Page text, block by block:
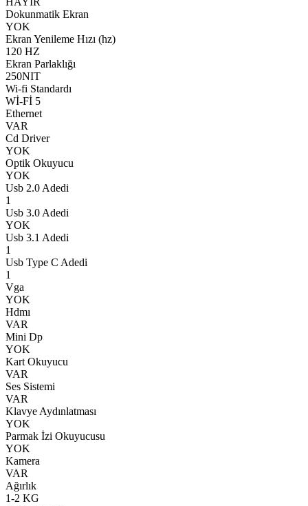
Dokunmatik Ekran
YOK
Ekran Yenileme Hızı (hz)
120 HZ
Ekran Parlaklığı
250NIT
Wi-fi Standardı
Wİ-Fİ 5
Ethernet
VAR
Cd Driver
YOK
Optik Okuyucu
YOK
Usb 2.0 Adedi
1
Usb 3.0 Adedi
YOK
Usb 3.1 Adedi
1
Usb Type C Adedi
1
Vga
YOK
Hdmı
VAR
Mini Dp
YOK
Kart Okuyucu
VAR
Ses Sistemi
VAR
Klavye Aydınlatması
YOK
Parmak İzi Okuyucusu
YOK
Kamera
VAR
Ağırlık
1-2 KG